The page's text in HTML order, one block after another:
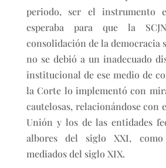
periodo, ser el instrumento
esperaba para que la
consolidación de la democracia
no se debió a un inadecuado
institucional de ese medio de
la Corte lo implementó con
cautelosas, relacionándose con
Unión y los de las entidades
albores del siglo XXI,
mediados del siglo XIX.